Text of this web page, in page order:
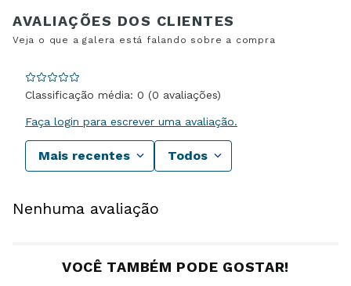
Classificação média: 0 (0 avaliações)
Faça login para escrever uma avaliação.
Mais recentes Todos
Nenhuma avaliação
VOCÊ TAMBÉM PODE GOSTAR!